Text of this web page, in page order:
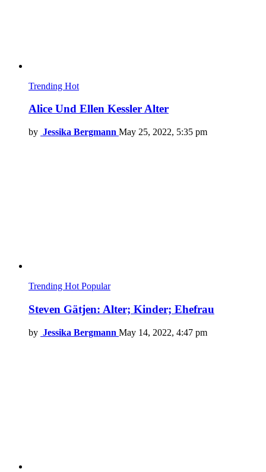
Trending Hot
Alice Und Ellen Kessler Alter
by Jessika Bergmann May 25, 2022, 5:35 pm
Trending Hot Popular
Steven Gätjen: Alter; Kinder; Ehefrau
by Jessika Bergmann May 14, 2022, 4:47 pm